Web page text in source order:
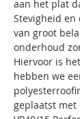
aan het plat
Stevigheid
van groot
onderhoud
Hiervoor is
hebben we
geplaatst met